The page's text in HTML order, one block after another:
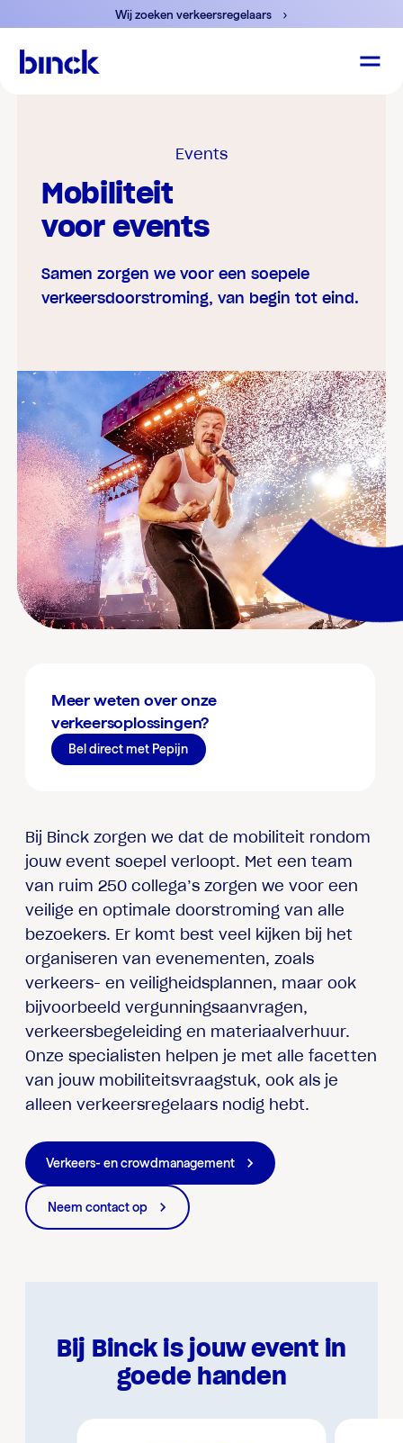
Wij zoeken verkeersregelaars
Events
Mobiliteit
voor events
Samen zorgen we voor een soepele
verkeersdoorstroming, van begin tot eind.
Bij Binck zorgen we dat de mobiliteit rondom
jouw event soepel verloopt. Met een team
van ruim 250 collega’s zorgen we voor een
veilige en optimale doorstroming van alle
bezoekers. Er komt best veel kijken bij het
organiseren van evenementen, zoals
verkeers- en veiligheidsplannen, maar ook
bijvoorbeeld vergunningsaanvragen,
verkeersbegeleiding en materiaalverhuur.
Onze specialisten helpen je met alle facetten
van jouw mobiliteitsvraagstuk, ook als je
alleen verkeersregelaars nodig hebt.
Verkeers- en crowdmanagement
Neem contact op
Meer weten over onze
verkeersoplossingen?
Bel direct met Pepijn
Bij Binck is jouw event in
goede handen